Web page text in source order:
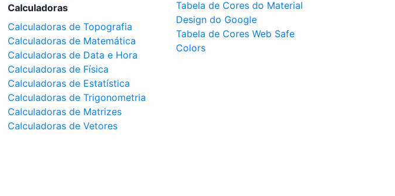
Calculadoras
Calculadoras de Topografia
Calculadoras de Matemática
Calculadoras de Data e Hora
Calculadoras de Física
Calculadoras de Estatística
Calculadoras de Trigonometria
Calculadoras de Matrizes
Calculadoras de Vetores
Tabela de Cores do Material
Design do Google
Tabela de Cores Web Safe
Colors